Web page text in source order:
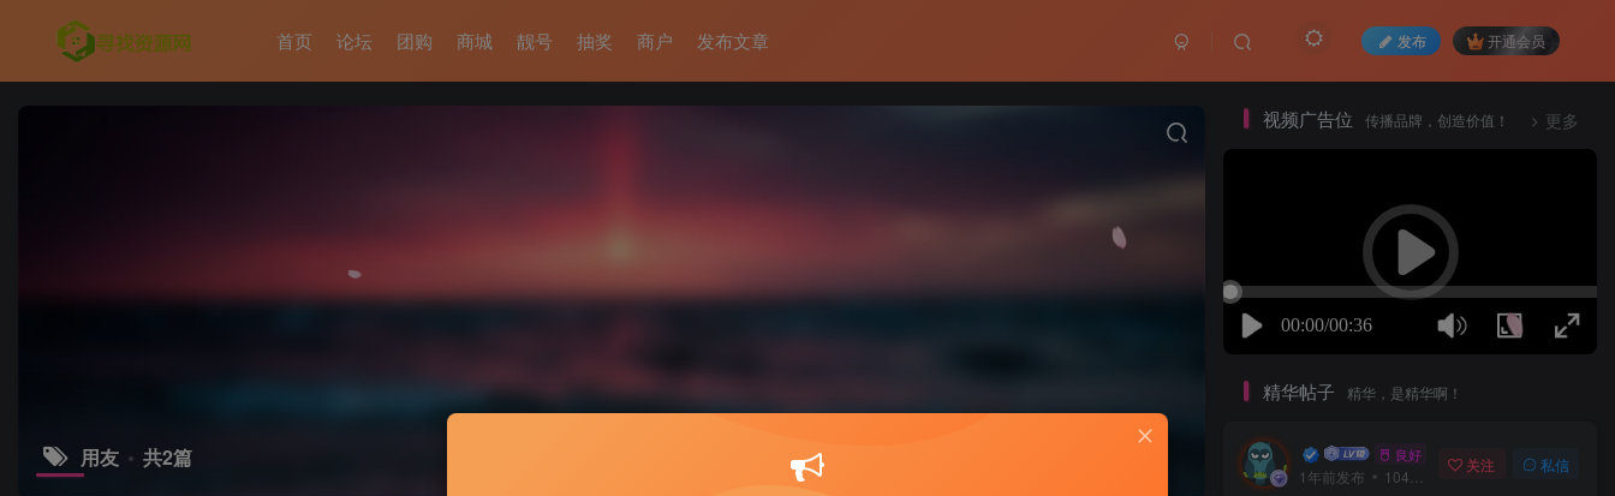
首页 论坛 团购 商城 靓号 抽奖 商户 发布文章 发布 开通会员
用友 共2篇
视频广告位 传播品牌，创造价值！ 更多
精华帖子 精华，是精华啊！
一口深井 良好 · 560
1年前发布 104次阅读
关注 私信